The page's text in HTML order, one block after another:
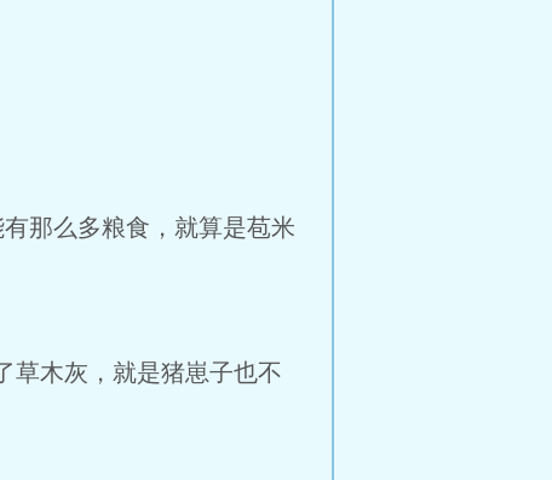
那么多粮食，就算是苞米
木灰，就是猪崽子也不